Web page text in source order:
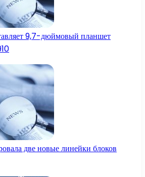
9,7-дюймовый планшет
две новые линейки блоков